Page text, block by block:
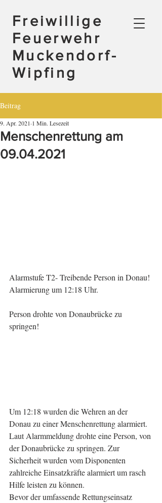
Freiwillige
Feuerwehr
Muckendorf-
Wipfing
Beitrag
Menschenrettung am
09.04.2021
9. Apr. 2021 1 Min. Lesezeit
Alarmstufe T2- Treibende Person in Donau!
Alarmierung um 12:18 Uhr.
Person drohte von Donaubrücke zu
springen!
Um 12:18 wurden die Wehren an der
Donau zu einer Menschenrettung alarmiert.
Laut Alarmmeldung drohte eine Person, von
der Donaubrücke zu springen. Zur
Sicherheit wurden vom Disponenten
zahlreiche Einsatzkräfte alarmiert um rasch
Hilfe leisten zu können.
Bevor der umfassende Rettungseinsatz